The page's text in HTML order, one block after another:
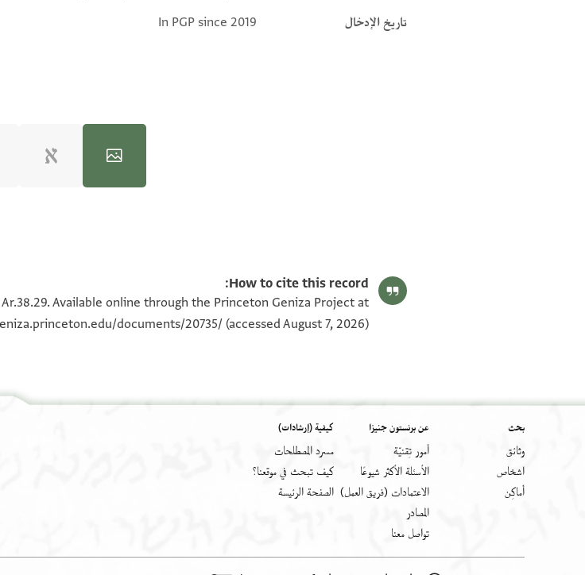
تاريخ الإدخال
In PGP since 2019
100%
100%
How to cite this record:
Available online through the Princeton Geniza Project at
documents/20735/(accessed August 7, 2026).
بحث
وثائق
اشخاص
أَماكِن
عن برنستون جنيزا
أمور تِقنيّة
الأسئلة الأكثر شيوعًا
الاعتمادات (فريق العمل)
المصادر
تواصل معنا
كيفية (إرشادات)
مسرد المصطلحات
كيف تبحث في موقعنا؟
الصفحة الرئيسة